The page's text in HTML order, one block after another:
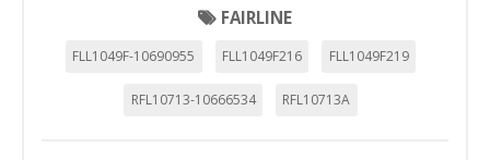
FAIRLINE
FLL1049F-10690955 FLL1049F216 FLL1049F219
RFL10713-10666534 RFL10713A